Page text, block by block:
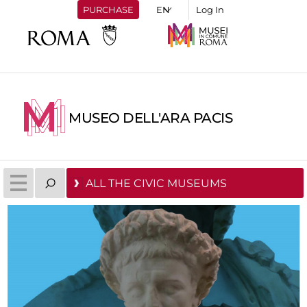
PURCHASE Log In
MUSEO DELL'ARA PACIS
ALL THE CIVIC MUSEUMS